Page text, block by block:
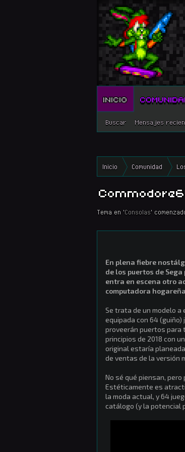
INICIO
Buscar Mensajes
Inicio Comunidad
Tema en 'Consolas'
En plena fiebre
de los puertos de
entra en escena otro
computadora
Se trata de un modelo a
equipada con 64
proveerán puertos para
principios de 2018 con
original estaría
de ventas de la versión
No sé qué piensan,
Estéticamente es
la moda actual, y 64
catálogo (y la potencial